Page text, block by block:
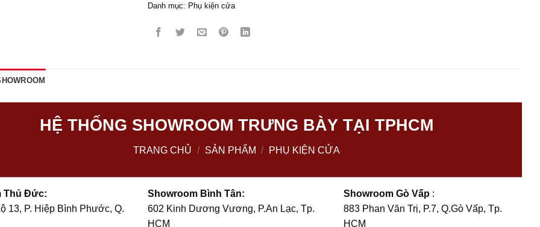
Danh mục: Phụ kiện cửa
HỆ THỐNG SHOWROOM TRƯNG BÀY TẠI TPHCM
TRANG CHỦ / SẢN PHẨM / PHỤ KIỆN CỬA
Thủ Đức:
13, P. Hiệp Bình Phước, Q.
Showroom Bình Tân:
602 Kinh Dương Vương, P.An Lạc, Tp.
HCM
Showroom Gò Vấp :
883 Phan Văn Trị, P.7, Q.Gò Vấp, Tp.
HCM